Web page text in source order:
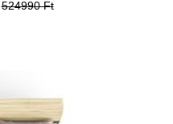
524990 Ft